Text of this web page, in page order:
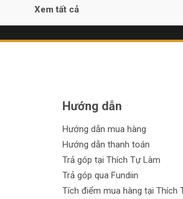
Xem tất cả
Hướng dẫn
Hướng dẫn mua hàng
Hướng dẫn thanh toán
Trả góp tại Thích Tự Làm
Trả góp qua Fundiin
Tích điểm mua hàng tại Thích